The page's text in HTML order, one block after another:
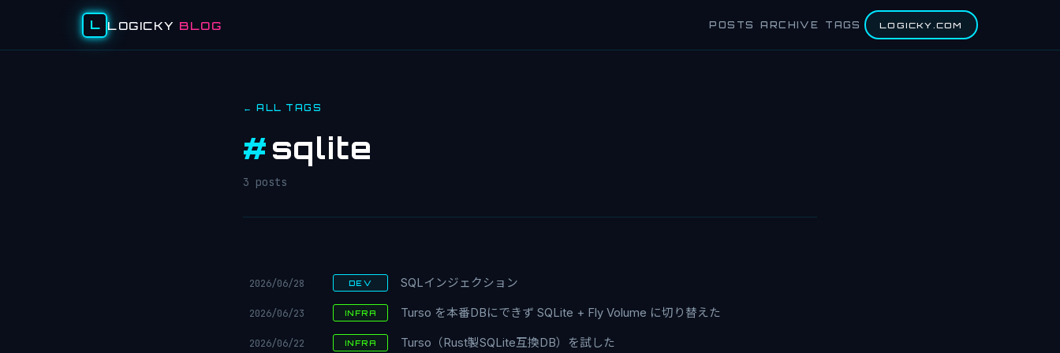
L LOGICKY BLOG POSTS ARCHIVE TAGS LOGICKY.COM
← ALL TAGS
#sqlite
3 posts
2026/06/28 DEV SQLインジェクション
2026/06/23 INFRA Turso を本番DBにできず SQLite + Fly Volume に切り替えた
2026/06/22 INFRA Turso（Rust製SQLite互換DB）を試した